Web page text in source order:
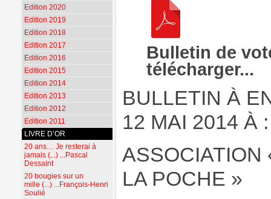
Bulletin de
télécharger...
BULLETIN À
12 MAI 2014 À :
ASSOCIATION
LA POCHE »
Edition 2020
Edition 2019
Edition 2018
Edition 2017
Edition 2016
Edition 2015
Edition 2014
Edition 2013
Edition 2012
Edition 2011
LIVRE D’OR
20 ans… Je resterai à
jamais (...) ...Pascal
Dessaint
20 bougies sur un
mille (...) ...François-Henri
Soulié